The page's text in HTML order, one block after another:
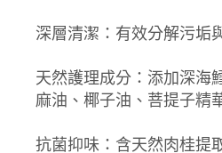
深層清潔：有效分解污垢
天然護理成分：添加深海
麻油、椰子油、菩提子精
抗菌抑味：含天然肉桂提